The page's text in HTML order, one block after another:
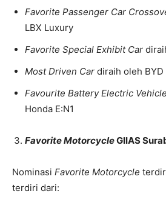
Favorite Passenger Car
LBX Luxury
Favorite Special Exhibit Car
Most Driven Car diraih oleh
Favourite Battery Electric
Honda E:N1
Favorite MotorcycleGIIAS
Nominasi Favorite Motorcycle
terdiri dari: